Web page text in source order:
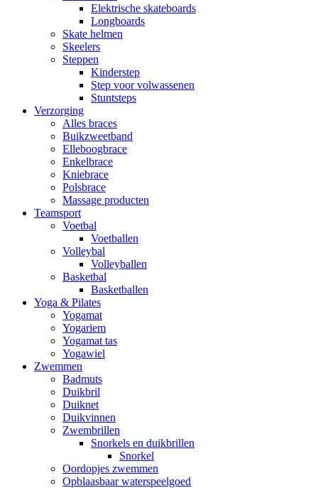
Elektrische skateboards
Longboards
Skate helmen
Skeelers
Steppen
Kinderstep
Step voor volwassenen
Stuntsteps
Verzorging
Alles braces
Buikzweetband
Elleboogbrace
Enkelbrace
Kniebrace
Polsbrace
Massage producten
Teamsport
Voetbal
Voetballen
Volleybal
Volleyballen
Basketbal
Basketballen
Yoga & Pilates
Yogamat
Yogariem
Yogamat tas
Yogawiel
Zwemmen
Badmuts
Duikbril
Duiknet
Duikvinnen
Zwembrillen
Snorkels en duikbrillen
Snorkel
Oordopjes zwemmen
Opblaasbaar waterspeelgoed